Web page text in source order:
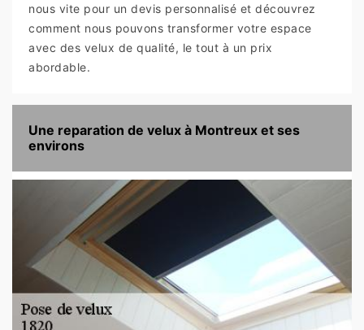
nous vite pour un devis personnalisé et découvrez
comment nous pouvons transformer votre espace
avec des velux de qualité, le tout à un prix
abordable.
Une reparation de velux à Montreux et ses
environs